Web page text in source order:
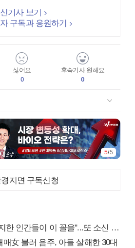
기사 보기
구독과 응원하기
싫어요
0
후속기사 원해요
0
1/5
지면 구독신청
인간들이 이 꼴을"...또 소신 발언
女 불러 음주, 아들 살해한 30대